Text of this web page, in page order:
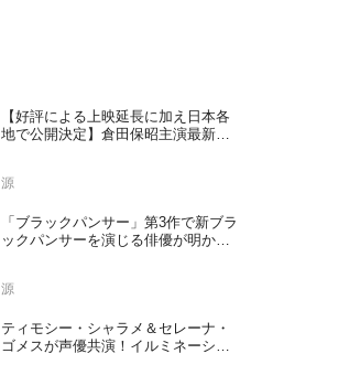
【好評による上映延長に加え日本各
地で公開決定】倉田保昭主演最新作
源
「ブラックパンサー」第3作で新ブラ
ックパンサーを演じる俳優が明かさ
源
ティモシー・シャラメ＆セレーナ・
ゴメスが声優共演！イルミネーショ